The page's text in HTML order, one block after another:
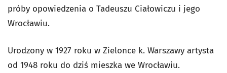
próby opowiedzenia o Tadeuszu Ciałowiczu i jego
Wrocławiu.
Urodzony w 1927 roku w Zielonce k. Warszawy artysta
od 1948 roku do dziś mieszka we Wrocławiu.